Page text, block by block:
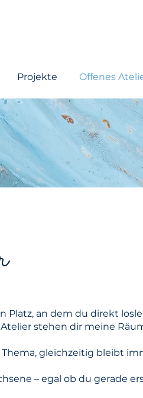
Projekte Offenes
Platz, an dem du direkt
stehen dir meine
gleichzeitig bleibt
– egal ob du gerade